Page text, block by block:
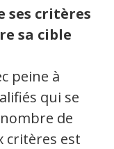
ses critères
sa cible
peine à
qui se
de
critères est